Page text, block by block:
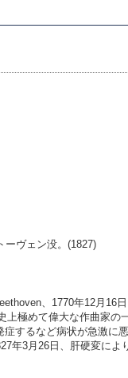
ーヴェン没。(1827)
、1770年12月16
上極めて偉大な作曲家の
するなど病状が急激に
年3月26日、肝硬変によ